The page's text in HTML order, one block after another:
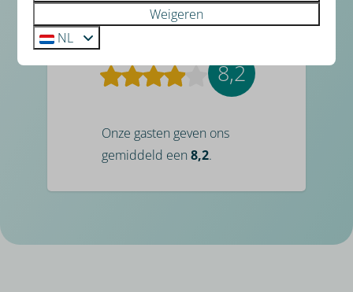
3898 beoordelingen
8,2
Onze gasten geven ons
gemiddeld een 8,2.
Weigeren
NL